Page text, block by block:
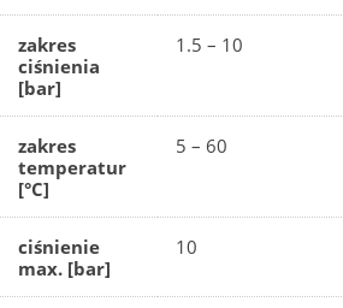
zakres
ciśnienia
[bar]
1.5 – 10
zakres
temperatur
[°C]
5 – 60
ciśnienie
max. [bar]
10